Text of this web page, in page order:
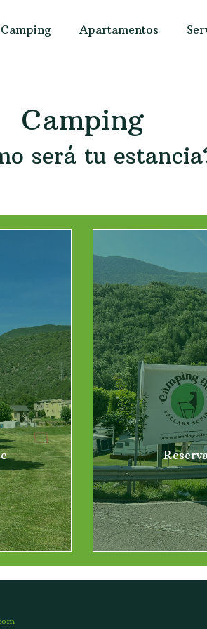
Camping Apartamentos
Camping
será tu